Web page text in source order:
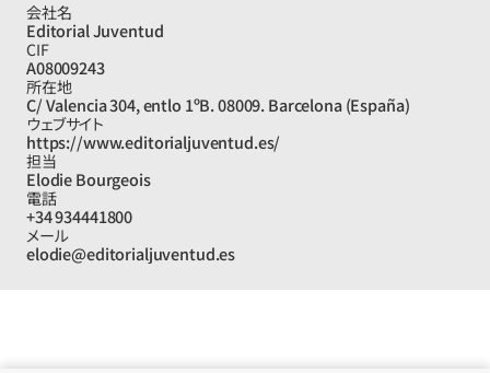
会社名
Editorial Juventud
CIF
A08009243
所在地
C/ Valencia 304, entlo 1ºB. 08009. Barcelona (España)
ウェブサイト
https://www.editorialjuventud.es/
担当
Elodie Bourgeois
電話
+34 934441800
メール
elodie@editorialjuventud.es